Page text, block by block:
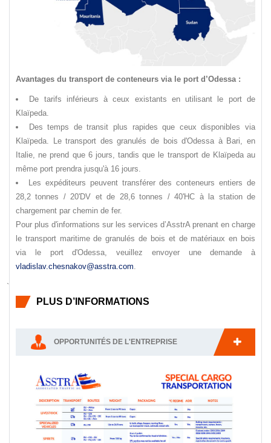
Avantages du transport de conteneurs via le port d’Odessa :
De tarifs inférieurs à ceux existants en utilisant le port de
Klaïpeda.
Des temps de transit plus rapides que ceux disponibles via
Klaïpeda. Le transport des granulés de bois d'Odessa à Bari, en
Italie, ne prend que 6 jours, tandis que le transport de Klaïpeda au
même port prendra jusqu'à 16 jours.
Les expéditeurs peuvent transférer des conteneurs entiers de
28,2 tonnes / 20'DV et de 28,6 tonnes / 40'HC à la station de
chargement par chemin de fer.
Pour plus d'informations sur les services d’AsstrA prenant en charge
le transport maritime de granulés de bois et de matériaux en bois
via le port d'Odessa, veuillez envoyer une demande à
vladislav.chesnakov@asstra.com
`
PLUS D’INFORMATIONS
OPPORTUNITÉS DE L'ENTREPRISE